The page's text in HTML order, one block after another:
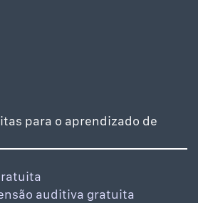
para o aprendizado de
auditiva gratuita